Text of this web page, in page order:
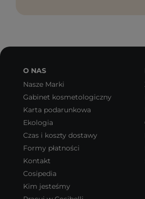
O NAS
Nasze Marki
Gabinet kosmetologiczny
Karta podarunkowa
Ekologia
Czas i koszty dostawy
Formy płatności
Kontakt
Cosipedia
Kim jesteśmy